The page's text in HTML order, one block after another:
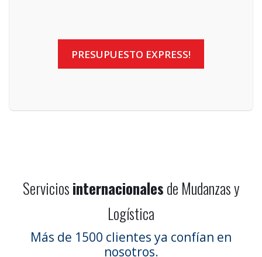
PRESUPUESTO EXPRESS!
Serviciosinternacionales
profesionales
económicos
de Mudanzas y
Logística
Más de 1500 clientes ya confían en
nosotros.